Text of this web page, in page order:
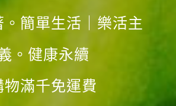
。簡單生活｜樂活主
。健康永續
物滿千免運費